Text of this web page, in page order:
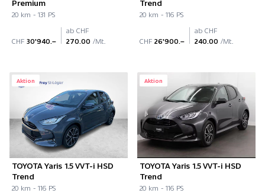
Premium
20 km - 131 PS
CHF 30'940.–
ab CHF
270.00 /Mt.
Trend
20 km - 116 PS
CHF 26'900.–
ab CHF
240.00 /Mt.
Aktion
TOYOTA Yaris 1.5 VVT-i HSD
Trend
20 km - 116 PS
Aktion
TOYOTA Yaris 1.5 VVT-i HSD
Trend
20 km - 116 PS